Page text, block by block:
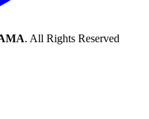
. All Rights Reserved